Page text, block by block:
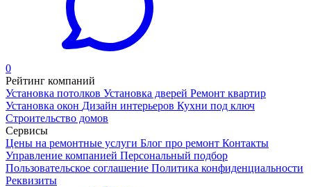
0
Рейтинг компаний
Установка потолков Установка дверей Ремонт квартир
Установка окон Дизайн интерьеров Кухни под ключ
Строительство домов
Сервисы
Цены на ремонтные услуги Блог про ремонт Контакты
Управление компанией Персональный подбор
Пользовательское соглашение Политика конфиденциальности
Реквизиты